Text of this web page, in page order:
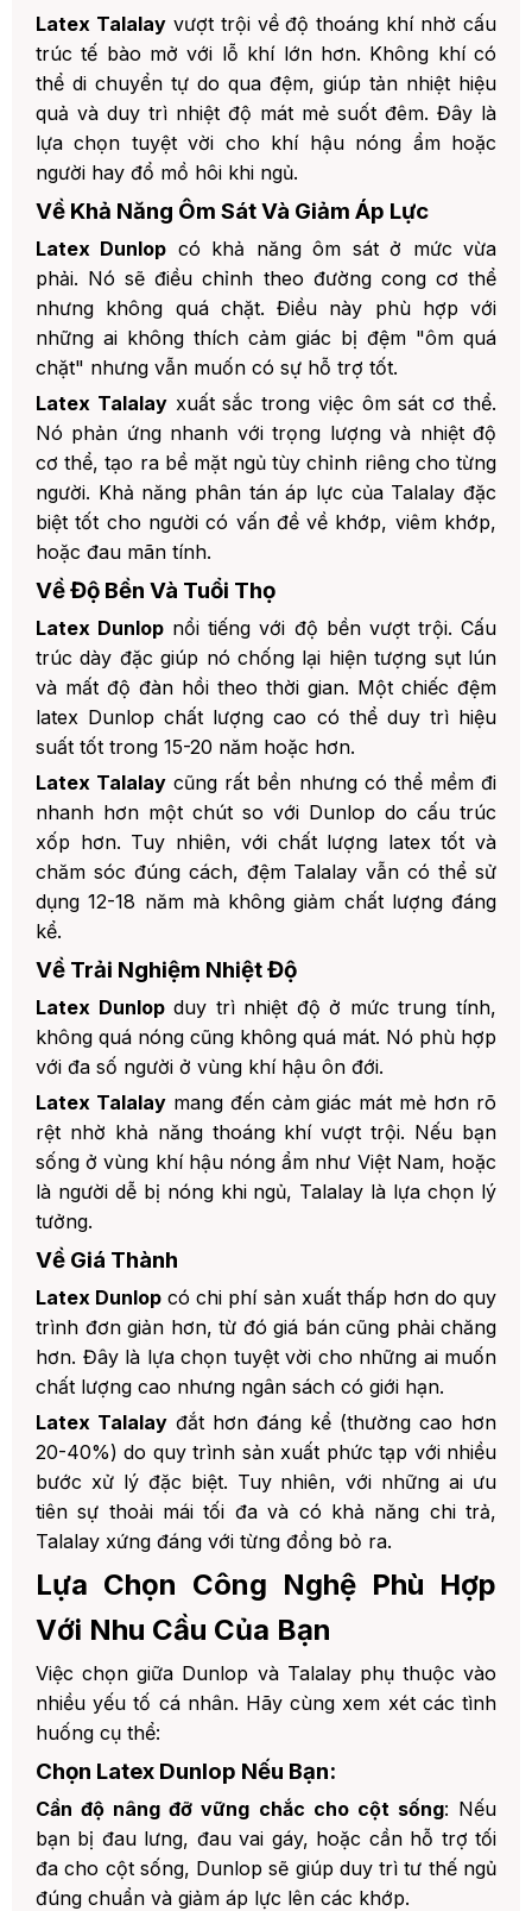
Latex Talalayvượt trội về độ thoáng khí nhờ cấu
trúc tế bào mở với lỗ khí lớn hơn. Không khí có
thể di chuyển tự do qua đệm, giúp tản nhiệt hiệu
quả và duy trì nhiệt độ mát mẻ suốt đêm. Đây là
lựa chọn tuyệt vời cho khí hậu nóng ẩm hoặc
người hay đổ mồ hôi khi ngủ.
Về Khả Năng Ôm Sát Và Giảm Áp Lực
Latex Dunlop có khả năng ôm sát ở mức vừa
phải. Nó sẽ điều chỉnh theo đường cong cơ thể
nhưng không quá chặt. Điều này phù hợp với
những ai không thích cảm giác bị đệm "ôm quá
chặt" nhưng vẫn muốn có sự hỗ trợ tốt.
Latex Talalayxuất sắc trong việc ôm sát cơ thể.
Nó phản ứng nhanh với trọng lượng và nhiệt độ
cơ thể, tạo ra bề mặt ngủ tùy chỉnh riêng cho từng
người. Khả năng phân tán áp lực của Talalay đặc
biệt tốt cho người có vấn đề về khớp, viêm khớp,
hoặc đau mãn tính.
Về Độ Bền Và Tuổi Thọ
Latex Dunlop nổi tiếng với độ bền vượt trội. Cấu
trúc dày đặc giúp nó chống lại hiện tượng sụt lún
và mất độ đàn hồi theo thời gian. Một chiếc đệm
latex Dunlop chất lượng cao có thể duy trì hiệu
suất tốt trong 15-20 năm hoặc hơn.
Latex Talalay cũng rất bền nhưng có thể mềm đi
nhanh hơn một chút so với Dunlop do cấu trúc
xốp hơn. Tuy nhiên, với chất lượng latex tốt và
chăm sóc đúng cách, đệm Talalay vẫn có thể sử
dụng 12-18 năm mà không giảm chất lượng đáng
kể.
Về Trải Nghiệm Nhiệt Độ
Latex Dunlopduy trì nhiệt độ ở mức trung tính,
không quá nóng cũng không quá mát. Nó phù hợp
với đa số người ở vùng khí hậu ôn đới.
Latex Talalaymang đến cảm giác mát mẻ hơn rõ
rệt nhờ khả năng thoáng khí vượt trội. Nếu bạn
sống ở vùng khí hậu nóng ẩm như Việt Nam, hoặc
là người dễ bị nóng khi ngủ, Talalay là lựa chọn lý
tưởng.
Về Giá Thành
Latex Dunlop có chi phí sản xuất thấp hơn do quy
trình đơn giản hơn, từ đó giá bán cũng phải chăng
hơn. Đây là lựa chọn tuyệt vời cho những ai muốn
chất lượng cao nhưng ngân sách có giới hạn.
Latex Talalay đắt hơn đáng kể (thường cao hơn
20-40%) do quy trình sản xuất phức tạp với nhiều
bước xử lý đặc biệt. Tuy nhiên, với những ai ưu
tiên sự thoải mái tối đa và có khả năng chi trả,
Talalay xứng đáng với từng đồng bỏ ra.
Lựa Chọn Công Nghệ Phù Hợp
Với Nhu Cầu Của Bạn
Việc chọn giữa Dunlop và Talalay phụ thuộc vào
nhiều yếu tố cá nhân. Hãy cùng xem xét các tình
huống cụ thể:
Chọn Latex Dunlop Nếu Bạn:
Cần độ nâng đỡ vững chắc cho cột sống: Nếu
bạn bị đau lưng, đau vai gáy, hoặc cần hỗ trợ tối
đa cho cột sống, Dunlop sẽ giúp duy trì tư thế ngủ
đúng chuẩn và giảm áp lực lên các khớp.